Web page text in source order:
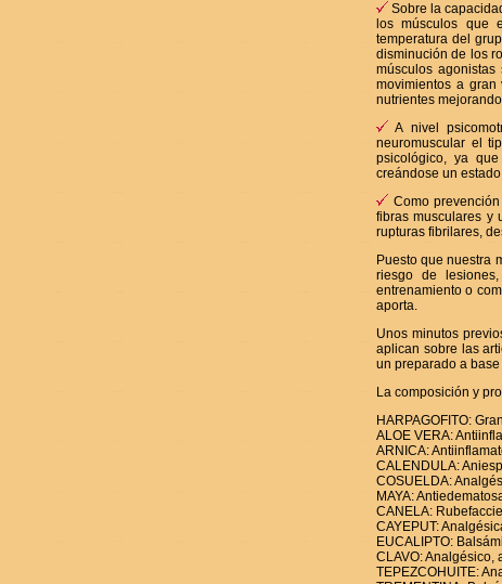
Sobre la
los músculos que
temperatura del
disminución de los
músculos
movimientos a
nutrientes
A nivel
neuromuscular el
psicológico, ya
creándose un
Como
fibras musculares y
rupturas fibrilares,
Puesto que nuestra
riesgo de
entrenamiento o
aporta.
Unos minutos
aplican sobre las
un preparado a
La composición y
HARPAGOFITO:
ALOE VERA:
ARNICA:
CALENDULA:
COSUELDA:
MAYA:
CANELA:
CAYEPUT:
EUCALIPTO:
CLAVO: Analgésico,
TEPEZCOHUITE: